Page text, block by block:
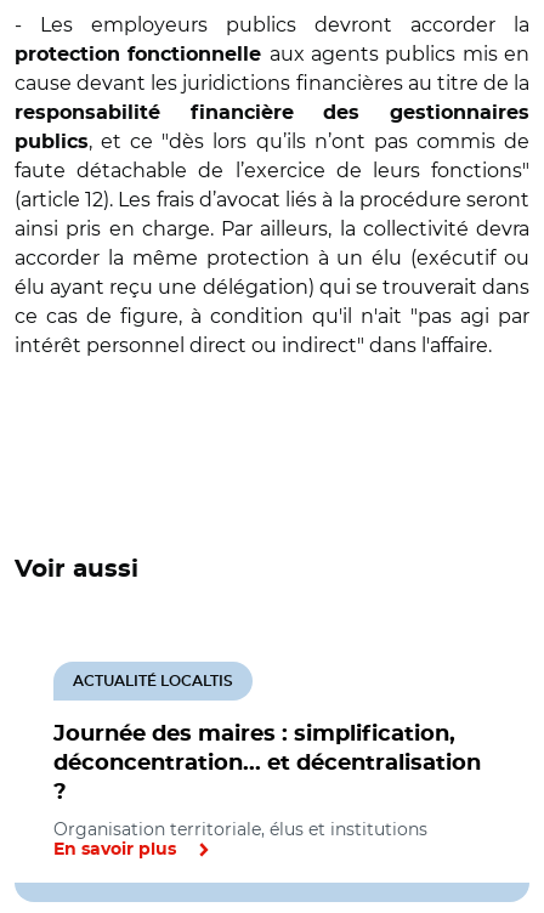
- Les employeurs publics devront accorder la
protection fonctionnelle aux agents publics mis en
cause devant les juridictions financières au titre de la
responsabilité financière des gestionnaires
publics, et ce "dès lors qu’ils n’ont pas commis de
faute détachable de l’exercice de leurs fonctions"
(article 12). Les frais d’avocat liés à la procédure seront
ainsi pris en charge. Par ailleurs, la collectivité devra
accorder la même protection à un élu (exécutif ou
élu ayant reçu une délégation) qui se trouverait dans
ce cas de figure, à condition qu'il n'ait "pas agi par
intérêt personnel direct ou indirect" dans l'affaire.
Voir aussi
Journée des maires : simplification,
déconcentration... et décentralisation
?
ACTUALITÉ LOCALTIS
Organisation territoriale, élus et institutions
En savoir plus